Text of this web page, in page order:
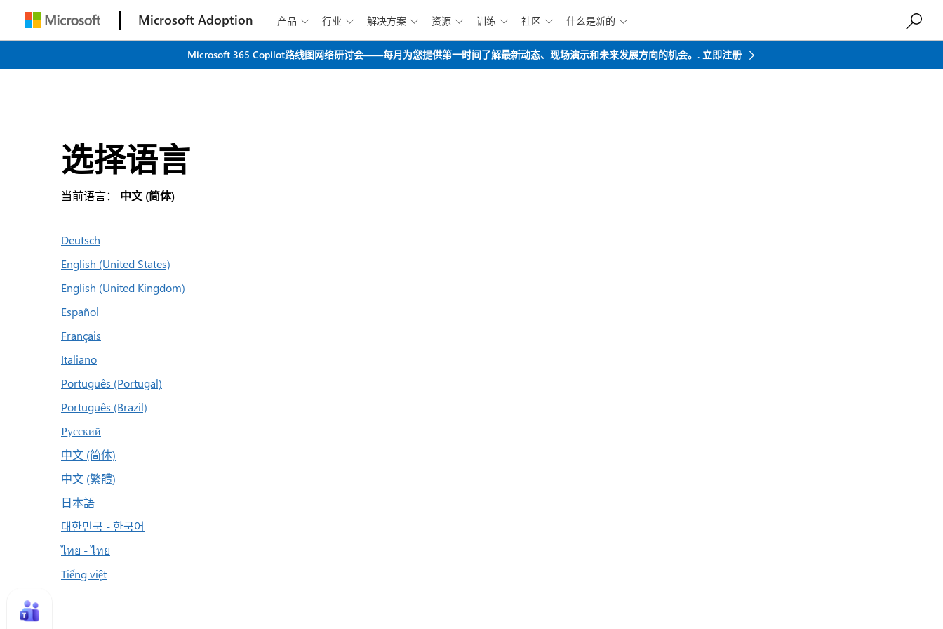
跳到主要内容
Microsoft Adoption 产品  行业  解决方案  资源  训练  社区  什么是新的 
Microsoft 365 Copilot路线图网络研讨会——每月为您提供第一时间了解最新动态、现场演示和未来发展方向的机会。. 立即注册
选择语言
当前语言： 中文 (简体)
Deutsch
English (United States)
English (United Kingdom)
Español
Français
Italiano
Português (Portugal)
Português (Brazil)
Русский
中文 (简体)
中文 (繁體)
日本語
대한민국 - 한국어
ไทย - ไทย
Tiếng việt